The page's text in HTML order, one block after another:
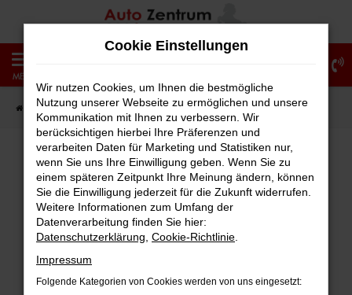
Zum
springen
MENÜ
Startseite Fahrzeugangebote Fahrzeug-Showroom
Fehler: Network Error
Beim Laden ist ein Fehler aufgetreten.
Hier sind ein paar Tipps, die dir helfen können:
Überprüfe deine Firewall und deine
Internetverbindung.
Cookie Einstellungen
Wir nutzen Cookies, um Ihnen die bestmögliche
Nutzung unserer Webseite zu ermöglichen und unsere
Kommunikation mit Ihnen zu verbessern. Wir
berücksichtigen hierbei Ihre Präferenzen und
verarbeiten Daten für Marketing und Statistiken nur,
wenn Sie uns Ihre Einwilligung geben. Wenn Sie zu
einem späteren Zeitpunkt Ihre Meinung ändern, können
Sie die Einwilligung jederzeit für die Zukunft widerrufen.
Weitere Informationen zum Umfang der
Datenverarbeitung finden Sie hier:
Datenschutzerklärung Cookie-Richtlinie
Impressum
Folgende Kategorien von Cookies werden von uns eingesetzt: